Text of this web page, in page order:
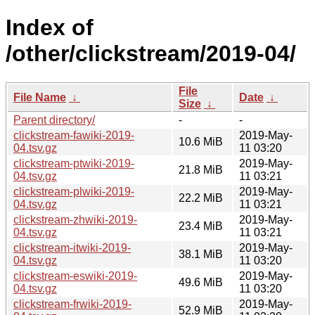
Index of
/other/clickstream/2019-04/
File Name ↓
File
Size ↓
Date ↓
Parent directory/
-
-
clickstream-fawiki-2019-
04.tsv.gz
10.6 MiB
2019-May-
11 03:20
clickstream-ptwiki-2019-
04.tsv.gz
21.8 MiB
2019-May-
11 03:21
clickstream-plwiki-2019-
04.tsv.gz
22.2 MiB
2019-May-
11 03:21
clickstream-zhwiki-2019-
04.tsv.gz
23.4 MiB
2019-May-
11 03:21
clickstream-itwiki-2019-
04.tsv.gz
38.1 MiB
2019-May-
11 03:20
clickstream-eswiki-2019-
04.tsv.gz
49.6 MiB
2019-May-
11 03:20
clickstream-frwiki-2019-
52.9 MiB
2019-May-